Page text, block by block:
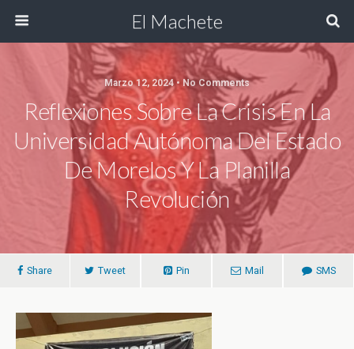
El Machete
Marzo 12, 2024 • No Comments
Reflexiones Sobre La Crisis En La
Universidad Autónoma Del Estado
De Morelos Y La Planilla
Revolución
Share Tweet Pin Mail SMS